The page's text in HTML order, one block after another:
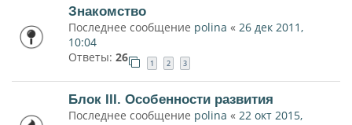
Знакомство
Последнее сообщение polina « 26 дек 2011,
10:04
Ответы: 26 1 2 3
Блок III. Особенности развития
Последнее сообщение polina « 22 окт 2015,